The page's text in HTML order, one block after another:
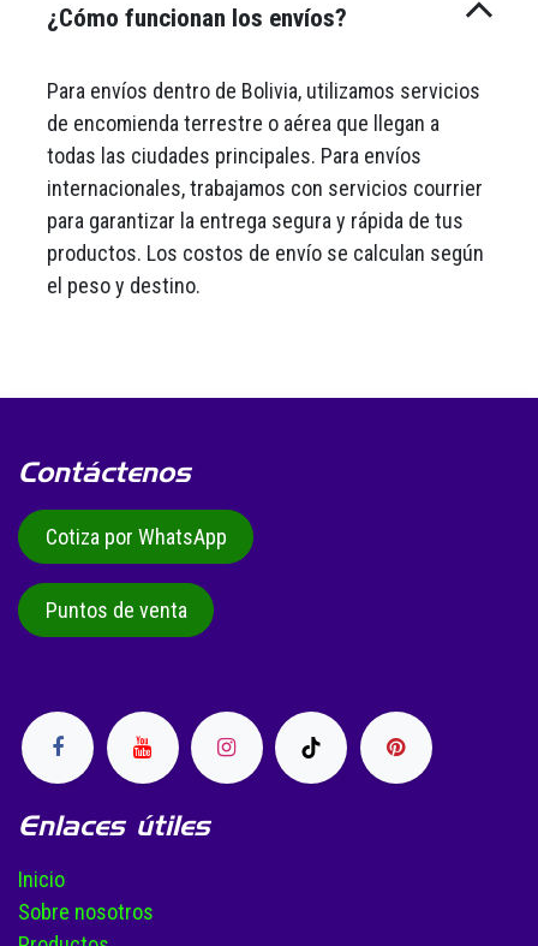
¿Cómo funcionan los envíos?
Para envíos dentro de Bolivia, utilizamos servicios
de encomienda terrestre o aérea que llegan a
todas las ciudades principales. Para envíos
internacionales, trabajamos con servicios courrier
para garantizar la entrega segura y rápida de tus
productos. Los costos de envío se calculan según
el peso y destino.
Enlaces útiles
Inicio
Sobre nosotros
Contáctenos
Cotiza por WhatsApp
Puntos de venta